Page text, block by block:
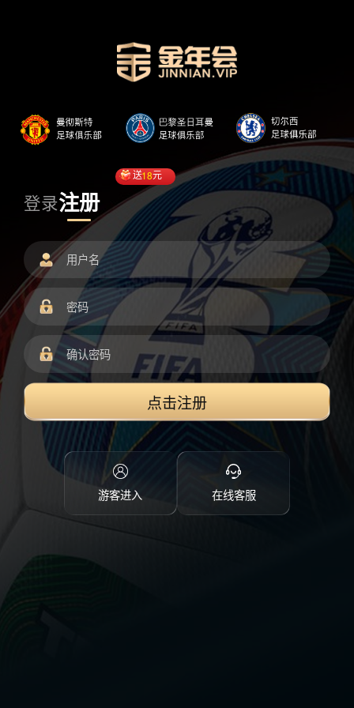
登录注册
送18元
点击注册
游客进入 在线客服